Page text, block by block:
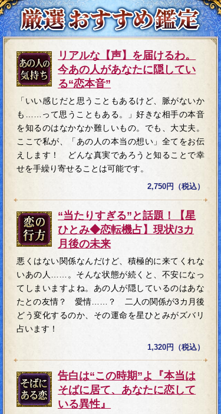
リアルな【声】を届けるわ。
今あの人があなたに隠してい
る“恋本音”
「いい感じだと思うこともあるけど、脈がないか
も……って思うこともある。」好きな相手の本音
を知るのはなかなか難しいもの。でも、大丈夫。
ここで私が、「あの人の本当の想い」全てをお伝
えします！ どんな真実であろうと知ることで幸
せを手繰り寄せることは可能です。
2,750円（税込）
“当たりすぎる”と話題！【星
ひとみ◆恋転機占】現状/3カ
月後の未来
悪くはない関係なんだけど、積極的に来てくれな
いあの人……。そんな状態が続くと、不安になっ
てしまいますよね。あの人が隠しているのはあな
たとの友情？ 愛情……？ 二人の関係が3カ月後
どう変化するのか、その運命を星ひとみがズバリ
占います！
1,320円（税込）
告白は“この時期”よ『本当は
そばに居て、あなたに恋して
いる異性』